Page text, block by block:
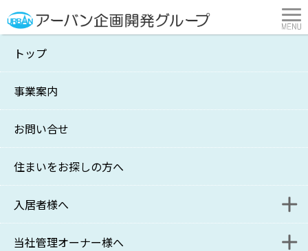
トップ
事業案内
お問い合せ
住まいをお探しの方へ
入居者様へ
入居者様連絡フォーム
当社管理オーナー様へ
「超」創造法 生成AIで知的活動はど
う変わる？
「超」創造法 生成AIで知的活動はどう変わる？